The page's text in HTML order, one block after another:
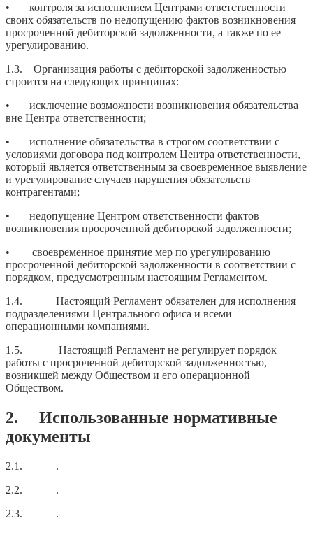
• контроля за исполнением Центрами ответственности
своих обязательств по недопущению фактов возникновения
просроченной дебиторской задолженности, а также по ее
урегулированию.
1.3. Организация работы с дебиторской задолженностью
строится на следующих принципах:
• исключение возможности возникновения обязательства
вне Центра ответственности;
• исполнение обязательства в строгом соответствии с
условиями договора под контролем Центра ответственности,
который является ответственным за своевременное выявление
и урегулирование случаев нарушения обязательств
контрагентами;
• недопущение Центром ответственности фактов
возникновения просроченной дебиторской задолженности;
• своевременное принятие мер по урегулированию
просроченной дебиторской задолженности в соответствии с
порядком, предусмотренным настоящим Регламентом.
1.4. Настоящий Регламент обязателен для исполнения
подразделениями Центрального офиса и всеми
операционными компаниями.
1.5. Настоящий Регламент не регулирует порядок
работы с просроченной дебиторской задолженностью,
возникшей между Обществом и его операционной
Обществом.
2. Использованные нормативные
документы
2.1. .
2.2. .
2.3. .